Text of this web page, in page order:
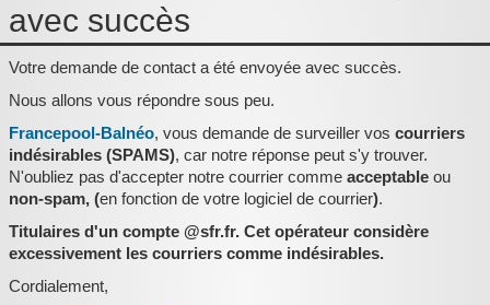
Pompes Piscine
Kits baignoires
Pour le bain
Prestations Atelier
Les bonnes affaires
Composants électroniques
avec succès
Votre demande de contact a été envoyée avec succès.
Nous allons vous répondre sous peu.
Francepool-Balnéo, vous demande de surveiller vos courriers
indésirables (SPAMS), car notre réponse peut s'y trouver.
N'oubliez pas d'accepter notre courrier comme acceptable ou
non-spam, (en fonction de votre logiciel de courrier).
Titulaires d'un compte @sfr.fr. Cet opérateur considère
excessivement les courriers comme indésirables.
Cordialement,